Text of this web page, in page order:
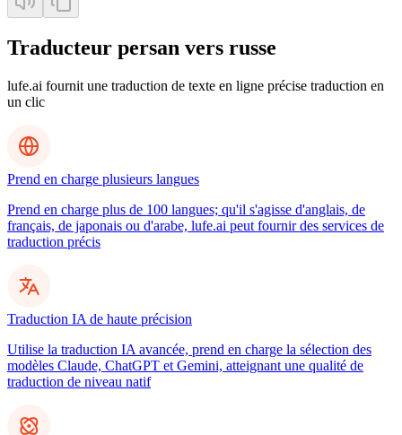
Traducteur persan vers russe
lufe.ai fournit une traduction de texte en ligne précise traduction en
un clic
Prend en charge plusieurs langues
Prend en charge plus de 100 langues; qu'il s'agisse d'anglais, de
français, de japonais ou d'arabe, lufe.ai peut fournir des services de
traduction précis
Traduction IA de haute précision
Utilise la traduction IA avancée, prend en charge la sélection des
modèles Claude, ChatGPT et Gemini, atteignant une qualité de
traduction de niveau natif